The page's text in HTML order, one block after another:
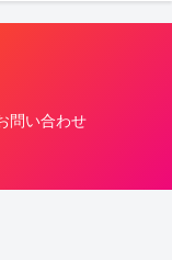
問い合わせ